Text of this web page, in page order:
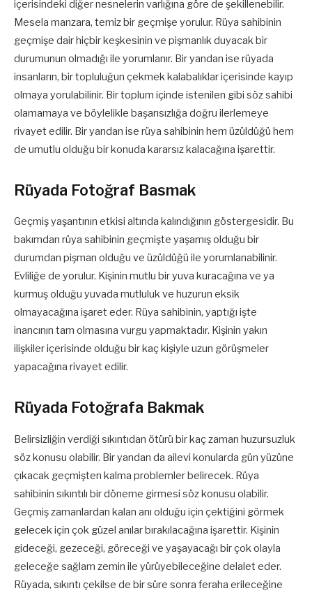
içerisindeki diğer nesnelerin varlığına göre de şekillenebilir.
Mesela manzara, temiz bir geçmişe yorulur. Rüya sahibinin
geçmişe dair hiçbir keşkesinin ve pişmanlık duyacak bir
durumunun olmadığı ile yorumlanır. Bir yandan ise rüyada
insanların, bir topluluğun çekmek kalabalıklar içerisinde kayıp
olmaya yorulabilinir. Bir toplum içinde istenilen gibi söz sahibi
olamamaya ve böylelikle başarısızlığa doğru ilerlemeye
rivayet edilir. Bir yandan ise rüya sahibinin hem üzüldüğü hem
de umutlu olduğu bir konuda kararsız kalacağına işarettir.
Rüyada Fotoğraf Basmak
Geçmiş yaşantının etkisi altında kalındığının göstergesidir. Bu
bakımdan rüya sahibinin geçmişte yaşamış olduğu bir
durumdan pişman olduğu ve üzüldüğü ile yorumlanabilinir.
Evliliğe de yorulur. Kişinin mutlu bir yuva kuracağına ve ya
kurmuş olduğu yuvada mutluluk ve huzurun eksik
olmayacağına işaret eder. Rüya sahibinin, yaptığı işte
inancının tam olmasına vurgu yapmaktadır. Kişinin yakın
ilişkiler içerisinde olduğu bir kaç kişiyle uzun görüşmeler
yapacağına rivayet edilir.
Rüyada Fotoğrafa Bakmak
Belirsizliğin verdiği sıkıntıdan ötürü bir kaç zaman huzursuzluk
söz konusu olabilir. Bir yandan da ailevi konularda gün yüzüne
çıkacak geçmişten kalma problemler belirecek. Rüya
sahibinin sıkıntılı bir döneme girmesi söz konusu olabilir.
Geçmiş zamanlardan kalan anı olduğu için çektiğini görmek
gelecek için çok güzel anılar bırakılacağına işarettir. Kişinin
gideceği, gezeceği, göreceği ve yaşayacağı bir çok olayla
geleceğe sağlam zemin ile yürüyebileceğine delalet eder.
Rüyada, sıkıntı çekilse de bir süre sonra feraha erileceğine